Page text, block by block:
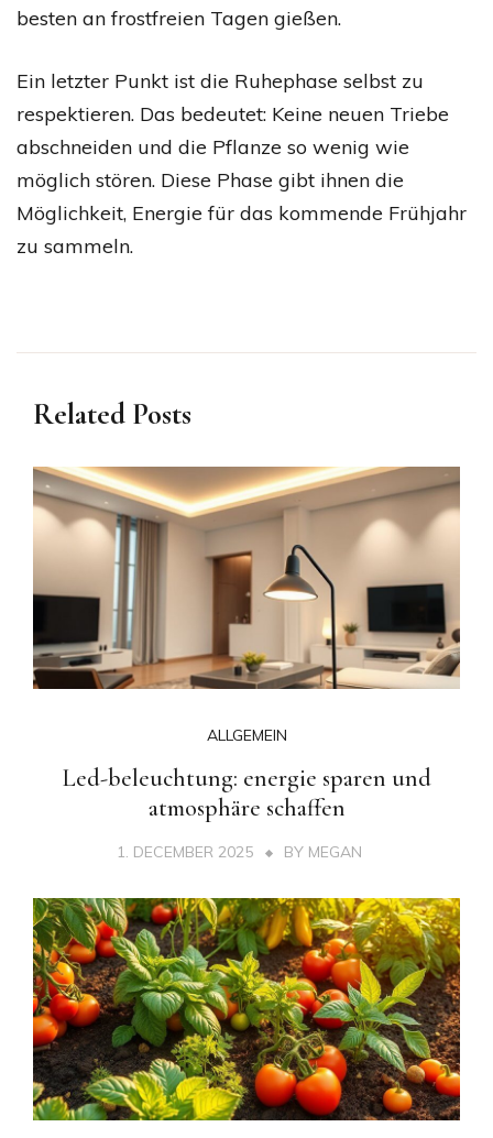
besten an frostfreien Tagen gießen.
Ein letzter Punkt ist die Ruhephase selbst zu
respektieren. Das bedeutet: Keine neuen Triebe
abschneiden und die Pflanze so wenig wie
möglich stören. Diese Phase gibt ihnen die
Möglichkeit, Energie für das kommende Frühjahr
zu sammeln.
Related Posts
ALLGEMEIN
Led-beleuchtung: energie sparen und
atmosphäre schaffen
1. DECEMBER 2025 BY MEGAN